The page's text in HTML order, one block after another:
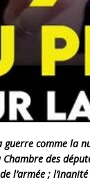
comme la
des
l’armée ;